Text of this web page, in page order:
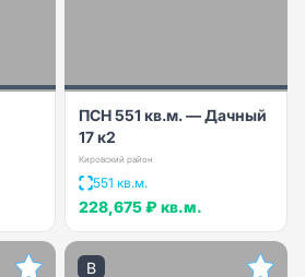
ПСН 551 кв.м. — Дачный
17 к2
Кировский район
551 кв.м.
228,675 ₽ кв.м.
B